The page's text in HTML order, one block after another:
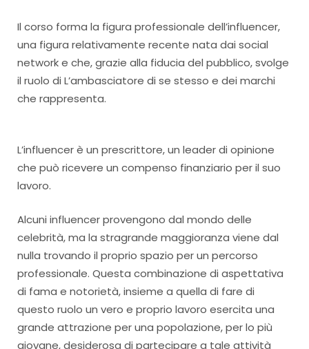
Il corso forma la figura professionale dell’influencer,
una figura relativamente recente nata dai social
network e che, grazie alla fiducia del pubblico, svolge
il ruolo di L’ambasciatore di se stesso e dei marchi
che rappresenta.
L’influencer è un prescrittore, un leader di opinione
che può ricevere un compenso finanziario per il suo
lavoro.
Alcuni influencer provengono dal mondo delle
celebrità, ma la stragrande maggioranza viene dal
nulla trovando il proprio spazio per un percorso
professionale. Questa combinazione di aspettativa
di fama e notorietà, insieme a quella di fare di
questo ruolo un vero e proprio lavoro esercita una
grande attrazione per una popolazione, per lo più
giovane, desiderosa di partecipare a tale attività